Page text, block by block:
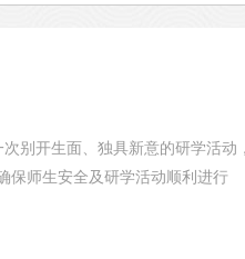
别开生面、独具新意的研学活
法文化，学习传统文化知识。 为确保师生安全及研学活动顺利进行